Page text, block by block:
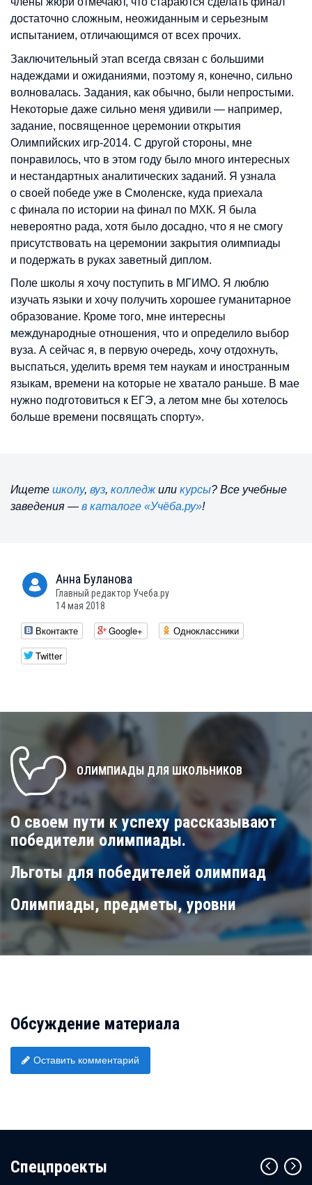
достаточно сложным, неожиданным и серьезным
испытанием, отличающимся от всех прочих.
Заключительный этап всегда связан с большими
надеждами и ожиданиями, поэтому я, конечно, сильно
волновалась. Задания, как обычно, были непростыми.
Некоторые даже сильно меня удивили — например,
задание, посвященное церемонии открытия
Олимпийских игр-2014. С другой стороны, мне
понравилось, что в этом году было много интересных
и нестандартных аналитических заданий. Я узнала
о своей победе уже в Смоленске, куда приехала
с финала по истории на финал по МХК. Я была
невероятно рада, хотя было досадно, что я не смогу
присутствовать на церемонии закрытия олимпиады
и подержать в руках заветный диплом.
Поле школы я хочу поступить в МГИМО. Я люблю
изучать языки и хочу получить хорошее гуманитарное
образование. Кроме того, мне интересны
международные отношения, что и определило выбор
вуза. А сейчас я, в первую очередь, хочу отдохнуть,
выспаться, уделить время тем наукам и иностранным
языкам, времени на которые не хватало раньше. В мае
нужно подготовиться к ЕГЭ, а летом мне бы хотелось
больше времени посвящать спорту».
Ищете школу, вуз, колледжили курсы? Все учебные
заведения — в каталоге «Учёба.ру»!
Анна Буланова
Главный редактор Учеба.ру
14 мая 2018
Вконтакте Google+
Одноклассники
Twitter
ОЛИМПИАДЫ ДЛЯ ШКОЛЬНИКОВ
О своем пути к успеху рассказывают
победители олимпиады.
Льготы для победителей олимпиад
Олимпиады, предметы, уровни
Обсуждение материала
Оставить комментарий
Cпецпроекты